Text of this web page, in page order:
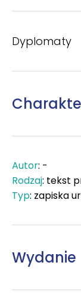
Dyplomaty
Autor: -
Rodzaj: tekst
Typ: zapiska
Wydanie